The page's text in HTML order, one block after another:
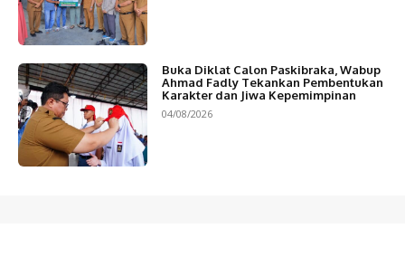
Buka Diklat Calon Paskibraka, Wabup
Ahmad Fadly Tekankan Pembentukan
Karakter dan Jiwa Kepemimpinan
04/08/2026